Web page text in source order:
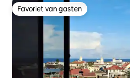
Favoriet van gasten
Favoriet van gasten